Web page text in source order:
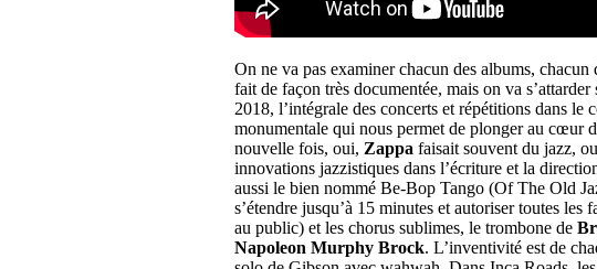
On ne va pas examiner chacun des albums, chacun
fait de façon très documentée, mais on va
2018, l’intégrale des concerts et répétitions dans
monumentale qui nous permet de plonger au cœur
nouvelle fois, oui, Zappa faisait souvent du jazz,
innovations jazzistiques dans l’écriture et la
aussi le bien nommé Be-Bop Tango (Of The Old
s’étendre jusqu’à 15 minutes et autoriser toutes
au public) et les chorus sublimes, le trombone de
Napoleon Murphy Brock. L’inventivité est de